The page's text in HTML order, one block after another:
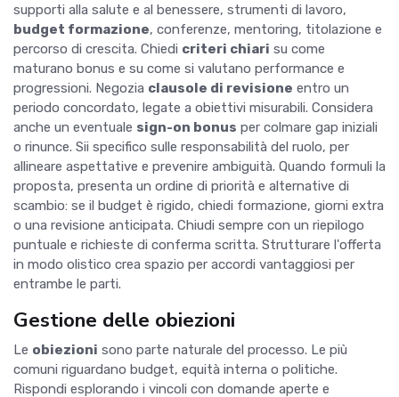
supporti alla salute e al benessere, strumenti di lavoro,
budget formazione, conferenze, mentoring, titolazione e
percorso di crescita. Chiedi criteri chiari su come
maturano bonus e su come si valutano performance e
progressioni. Negozia clausole di revisione entro un
periodo concordato, legate a obiettivi misurabili. Considera
anche un eventuale sign-on bonus per colmare gap iniziali
o rinunce. Sii specifico sulle responsabilità del ruolo, per
allineare aspettative e prevenire ambiguità. Quando formuli la
proposta, presenta un ordine di priorità e alternative di
scambio: se il budget è rigido, chiedi formazione, giorni extra
o una revisione anticipata. Chiudi sempre con un riepilogo
puntuale e richieste di conferma scritta. Strutturare l'offerta
in modo olistico crea spazio per accordi vantaggiosi per
entrambe le parti.
Gestione delle obiezioni
Le obiezioni sono parte naturale del processo. Le più
comuni riguardano budget, equità interna o politiche.
Rispondi esplorando i vincoli con domande aperte e